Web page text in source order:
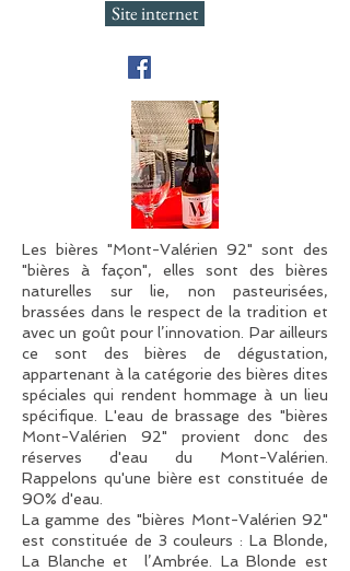
Site internet
Les bières "Mont-Valérien 92" sont des
"bières à façon", elles sont des bières
naturelles sur lie, non pasteurisées,
brassées dans le respect de la tradition et
avec un goût pour l’innovation. Par ailleurs
ce sont des bières de dégustation,
appartenant à la catégorie des bières dites
spéciales qui rendent hommage à un lieu
spécifique. L'eau de brassage des "bières
Mont-Valérien 92" provient donc des
réserves d'eau du Mont-Valérien.
Rappelons qu'une bière est constituée de
90% d'eau.
La gamme des "bières Mont-Valérien 92"
est constituée de 3 couleurs : La Blonde,
La Blanche et l’Ambrée. La Blonde est